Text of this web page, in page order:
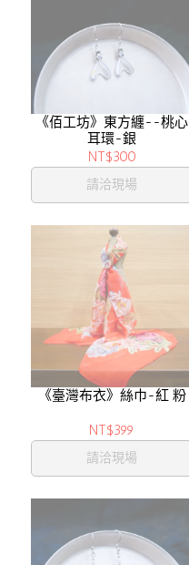
《佰工坊》東方纏--桃心
耳環-銀
NT$300
請洽現場
《臺灣布衣》絲巾-紅 粉
NT$399
請洽現場